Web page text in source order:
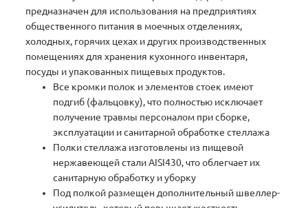
предназначен для использования на предприятиях
общественного питания в моечных отделениях,
холодных, горячих цехах и других производственных
помещениях для хранения кухонного инвентаря,
посуды и упакованных пищевых продуктов.
Все кромки полок и элементов стоек имеют
подгиб (фальцовку), что полностью исключает
получение травмы персоналом при сборке,
эксплуатации и санитарной обработке стеллажа
Полки стеллажа изготовлены из пищевой
нержавеющей стали AISI430, что облегчает их
санитарную обработку и уборку
Под полкой размещен дополнительный швеллер-